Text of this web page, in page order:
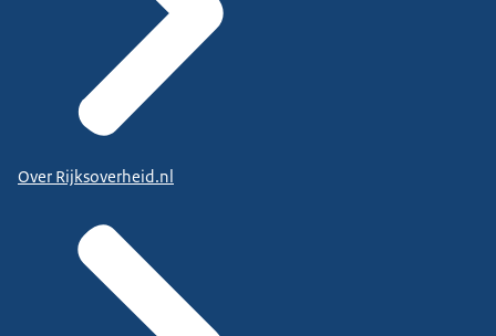
Over Rijksoverheid.nl